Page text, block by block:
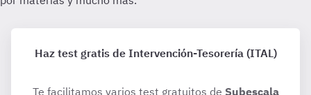
Haz test gratis de Intervención-Tesorería (ITAL)
Te facilitamos varios test gratuitos de Subescala